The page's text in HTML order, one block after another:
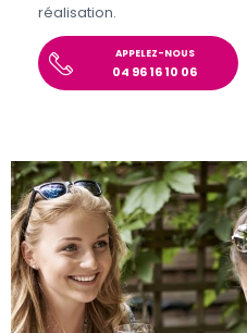
réalisation.
APPELEZ-NOUS
04 96 16 10 06